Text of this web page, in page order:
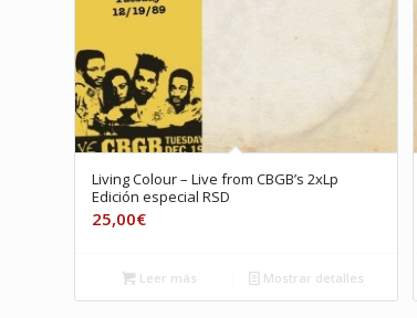
Living Colour – Live from CBGB’s 2xLp
Edición especial RSD
25,00€
Leer más Mostrar detalles